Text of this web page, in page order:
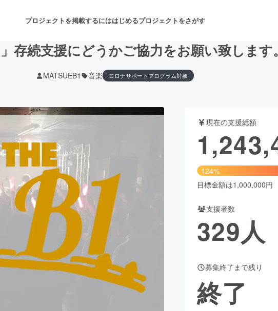
プロジェクトを掲載するにははじめるプロジェクトをさがす
舞台・パフォーマンス
ゲーム・サービス開発
書籍・雑誌出版
チャレンジ ビューティー・ヘルスケア
CAMPFIRE for Social Good CAMPFIRE Creation
CAMPFIREふるさと納税machi-ya
存続支援にどうかご協力をお願い致します。
MATSUEB1 音楽 コロナサポートプログラム対象
現在の支援総額
124%
目標金額は1,000,000円
支援者数
329人
募集終了まで残り
終了